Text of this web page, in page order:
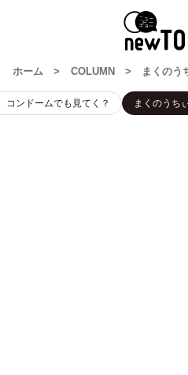
ホーム > COLUMN > まくのう
コンドームでも見てく？ まくのうち